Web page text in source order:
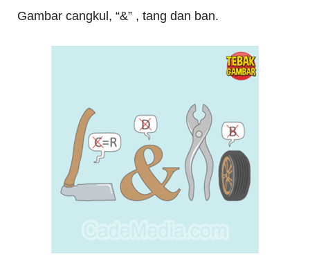
Gambar cangkul, “&” , tang dan ban.